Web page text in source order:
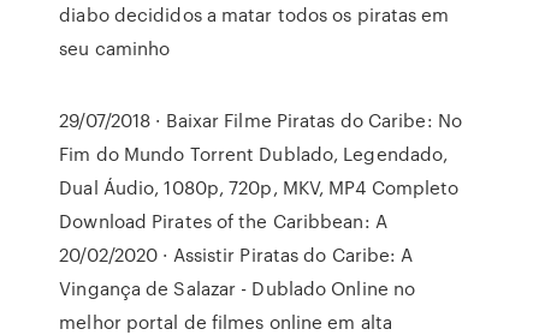
diabo decididos a matar todos os piratas em
seu caminho
29/07/2018 · Baixar Filme Piratas do Caribe: No
Fim do Mundo Torrent Dublado, Legendado,
Dual Áudio, 1080p, 720p, MKV, MP4 Completo
Download Pirates of the Caribbean: A
20/02/2020 · Assistir Piratas do Caribe: A
Vingança de Salazar - Dublado Online no
melhor portal de filmes online em alta